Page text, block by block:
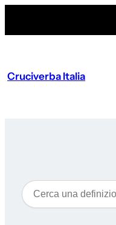
Cruciverba Italia
Cerca